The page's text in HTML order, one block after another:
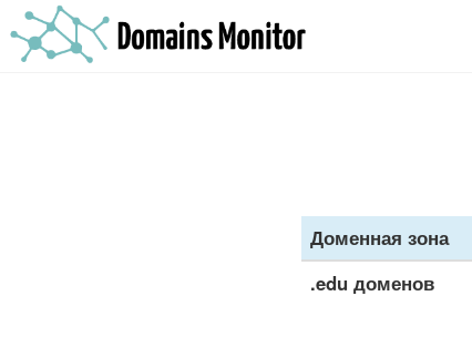
Доменная зона
.edu доменов